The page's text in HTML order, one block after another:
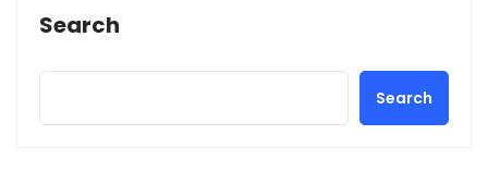
Search
Search